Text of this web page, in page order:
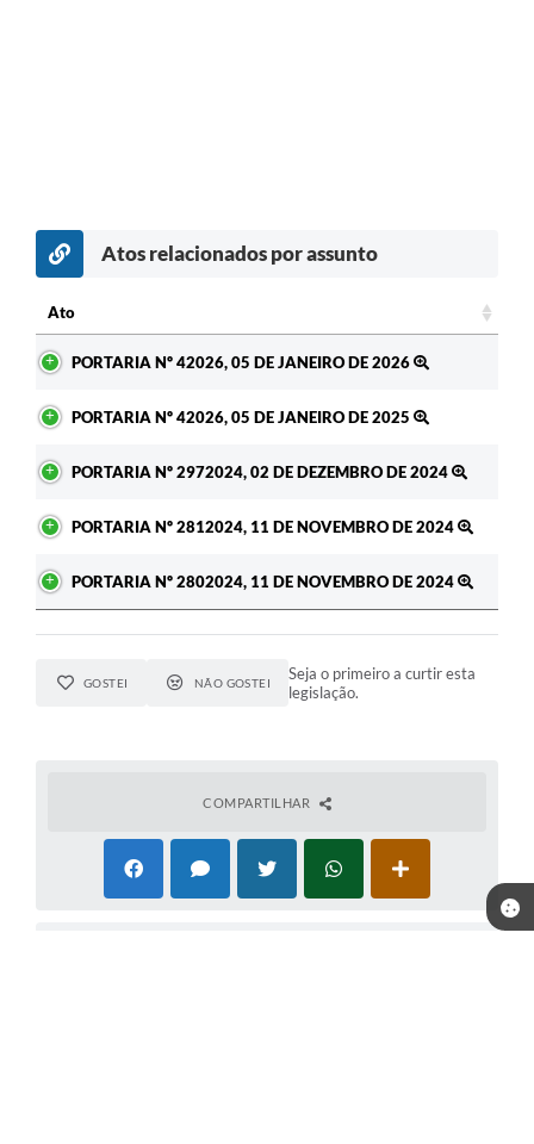
Atos relacionados por assunto
Ato
PORTARIA Nº 42026, 05 DE JANEIRO DE 2026
PORTARIA Nº 42026, 05 DE JANEIRO DE 2025
PORTARIA Nº 2972024, 02 DE DEZEMBRO DE 2024
PORTARIA Nº 2812024, 11 DE NOVEMBRO DE 2024
PORTARIA Nº 2802024, 11 DE NOVEMBRO DE 2024
GOSTEI NÃO GOSTEI
Seja o primeiro a curtir esta
legislação.
COMPARTILHAR